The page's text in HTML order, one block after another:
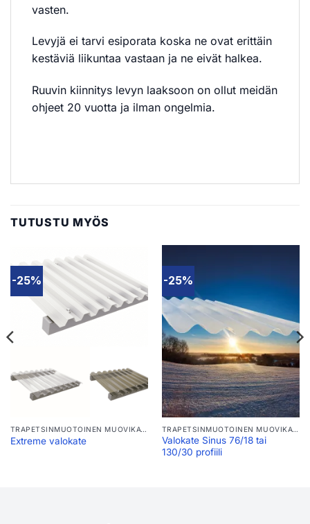
vasten.
Levyjä ei tarvi esiporata koska ne ovat erittäin
kestäviä liikuntaa vastaan ja ne eivät halkea.
Ruuvin kiinnitys levyn laaksoon on ollut meidän
ohjeet 20 vuotta ja ilman ongelmia.
TUTUSTU MYÖS
-25%
TRAPETSINMUOTOINEN MUOVIKATTO
Extreme valokate
-25%
TRAPETSINMUOTOINEN MUOVIKATTO
Valokate Sinus 76/18 tai
130/30 profiili